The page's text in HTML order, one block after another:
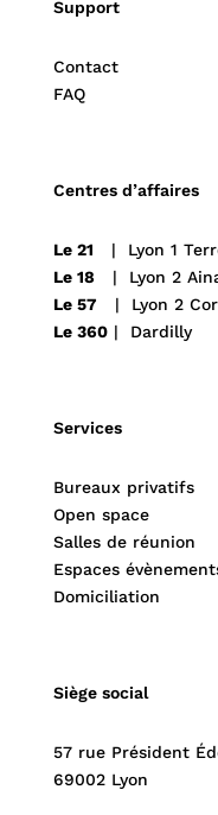
Support
Contact
FAQ
Centres d’affaires
Le 21 | Lyon 1
Le 18| Lyon 2
Le 57 | Lyon 2
Le 360| Dardilly
Services
Bureaux privatifs
Open space
Salles de réunion
Espaces
Domiciliation
Siège social
57 rue Président
69002 Lyon